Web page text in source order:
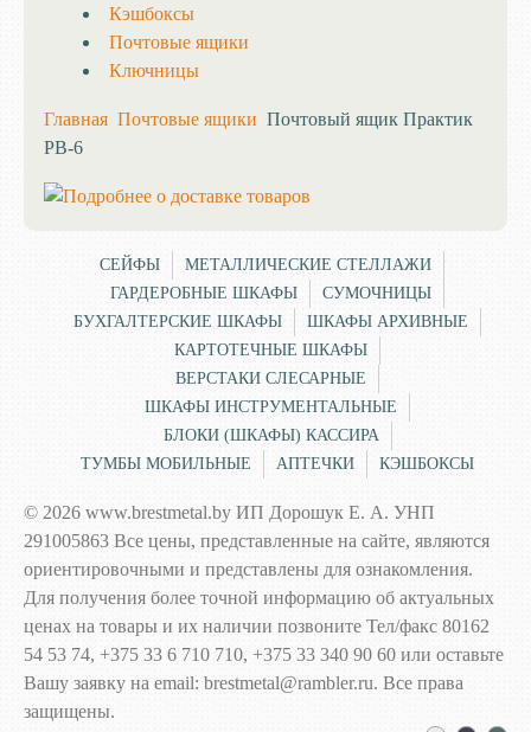
Кэшбоксы
Почтовые ящики
Ключницы
Главная Почтовые ящики Почтовый ящик Практик
PB-6
СЕЙФЫ
МЕТАЛЛИЧЕСКИЕ СТЕЛЛАЖИ
ГАРДЕРОБНЫЕ ШКАФЫ
СУМОЧНИЦЫ
БУХГАЛТЕРСКИЕ ШКАФЫ
ШКАФЫ АРХИВНЫЕ
КАРТОТЕЧНЫЕ ШКАФЫ
ВЕРСТАКИ СЛЕСАРНЫЕ
ШКАФЫ ИНСТРУМЕНТАЛЬНЫЕ
БЛОКИ (ШКАФЫ) КАССИРА
ТУМБЫ МОБИЛЬНЫЕ
АПТЕЧКИ КЭШБОКСЫ
© 2026 www.brestmetal.by ИП Дорошук Е. А. УНП
291005863 Все цены, представленные на сайте, являются
ориентировочными и представлены для ознакомления.
Для получения более точной информацию об актуальных
ценах на товары и их наличии позвоните Тел/факс 80162
54 53 74, +375 33 6 710 710, +375 33 340 90 60 или оставьте
Вашу заявку на email: brestmetal@rambler.ru. Все права
защищены.